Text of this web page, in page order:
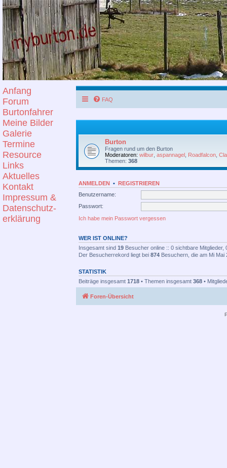
Anfang
Forum
Burtonfahrer
Meine Bilder
Galerie
Termine
Resource
Links
Aktuelles
Kontakt
Impressum &
Datenschutz-
erklärung
FAQ
Burton
Fragen rund um den Burton
Moderatoren: wilbur aspannagel Roadfalcon
Themen: 368
ANMELDEN • REGISTRIEREN
Benutzername:
Passwort:
Ich habe mein Passwort vergessen
WER IST ONLINE?
Insgesamt sind 19 Besucher online :: 0 sichtbare
Der Besucherrekord liegt bei 874 Besuchern, die am Mi Mai
STATISTIK
Beiträge insgesamt 1718 • Themen insgesamt 368 •
Foren-Übersicht